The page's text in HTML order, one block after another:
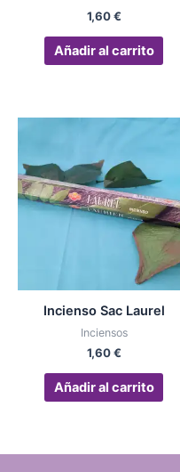
1,60€
Añadir al carrito
Incienso Sac Laurel
Inciensos
1,60€
Añadir al carrito